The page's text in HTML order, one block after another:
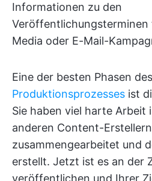
Informationen zu den
Veröffentlichungsterminen
Media oder E-Mail-
Eine der besten Phasen des
Produktionsprozesses ist
Sie haben viel harte Arbeit
anderen Content-Erstellern
zusammengearbeitet und
erstellt. Jetzt ist es an der
veröffentlichen und Ihrer